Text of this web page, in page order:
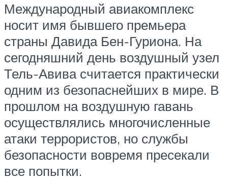
Международный авиакомплекс
носит имя бывшего премьера
страны Давида Бен-Гуриона. На
сегодняшний день воздушный узел
Тель-Авива считается практически
одним из безопаснейших в мире. В
прошлом на воздушную гавань
осуществлялись многочисленные
атаки террористов, но службы
безопасности вовремя пресекали
все попытки.